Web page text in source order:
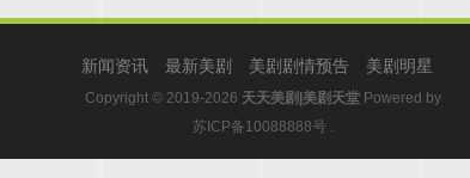
新闻资讯 最新美剧 美剧剧情预告 美剧明星
Copyright © 2019-2026 天天美剧|美剧天堂 Powered by
苏ICP备10088888号 .